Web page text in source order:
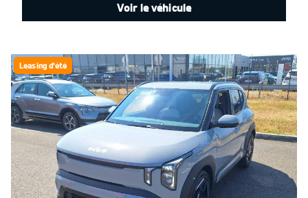
Voir le véhicule
Leasing d'été